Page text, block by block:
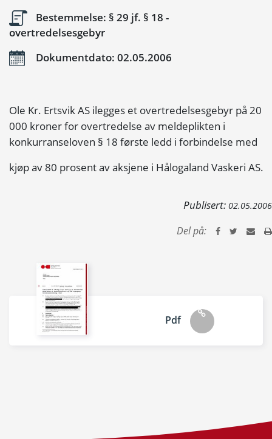
Bestemmelse: § 29 jf. § 18 -
overtredelsesgebyr
Dokumentdato: 02.05.2006
Ole Kr. Ertsvik AS ilegges et overtredelsesgebyr på 20
000 kroner for overtredelse av meldeplikten i
konkurranseloven § 18 første ledd i forbindelse med
kjøp av 80 prosent av aksjene i Hålogaland Vaskeri AS.
Publisert: 02.05.2006
Del på:
Pdf